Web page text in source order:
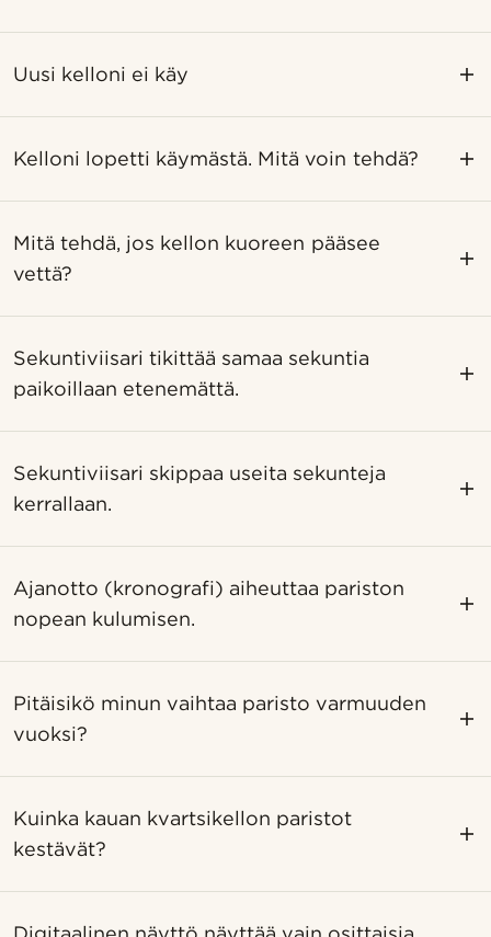
Uusi kelloni ei käy
Kelloni lopetti käymästä. Mitä voin tehdä?
Mitä tehdä, jos kellon kuoreen pääsee
vettä?
Sekuntiviisari tikittää samaa sekuntia
paikoillaan etenemättä.
Sekuntiviisari skippaa useita sekunteja
kerrallaan.
Ajanotto (kronografi) aiheuttaa pariston
nopean kulumisen.
Pitäisikö minun vaihtaa paristo varmuuden
vuoksi?
Kuinka kauan kvartsikellon paristot
kestävät?